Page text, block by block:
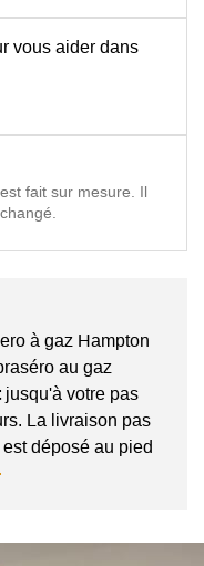
vous aider dans
fait sur mesure. Il
à gaz Hampton
au gaz
jusqu'à votre pas
La livraison pas
déposé au pied
Il vous